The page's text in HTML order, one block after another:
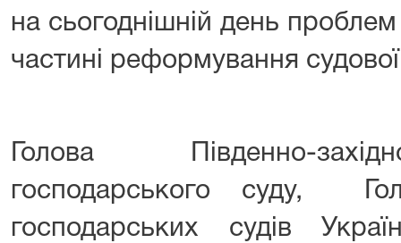
на сьогоднішній день
частині реформування
Голова Південно-
господарського суду,
господарських судів